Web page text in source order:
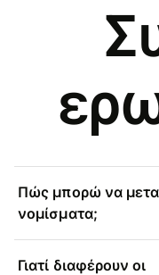
Πώς μπορώ να
νομίσματα;
Γιατί διαφέρουν οι